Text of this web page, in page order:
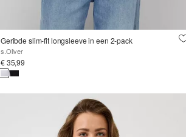
Geribde slim-fit longsleeve in een 2-pack
s.Oliver
€ 35,99